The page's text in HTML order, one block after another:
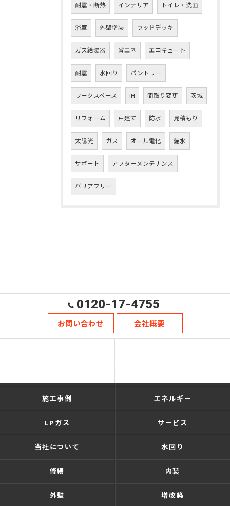
耐震・断熱 インテリア トイレ・洗面
浴室 外壁塗装 ウッドデッキ
ガス給湯器 省エネ エコキュート
耐震 水回り パントリー
ワークスペース IH 間取り変更 茨城
リフォーム 戸建て 防水 見積もり
太陽光 ガス オール電化 漏水
サポート アフターメンテナンス
バリアフリー
0120-17-4755
お問い合わせ 会社概要
施工事例 エネルギー
LPガス サービス
当社について 水回り
修繕 内装
外壁 増改築